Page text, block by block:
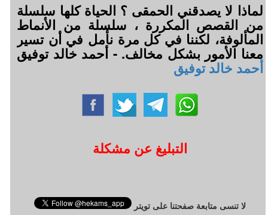
لماذا لا يصدقني الحمقى ؟ الحياة كلها سلسلة
من القصص المكررة ، سلسلة من الأنماط
المألوفة، لكننا في كل مرة نأمل في أن تسير
معنا الأمور بشكل مخالف. - أحمد خالد توفيق
أحمد خالد توفيق
التبليغ عن مشكلة
لا تنسى متابعة صفحتنا على تويتر